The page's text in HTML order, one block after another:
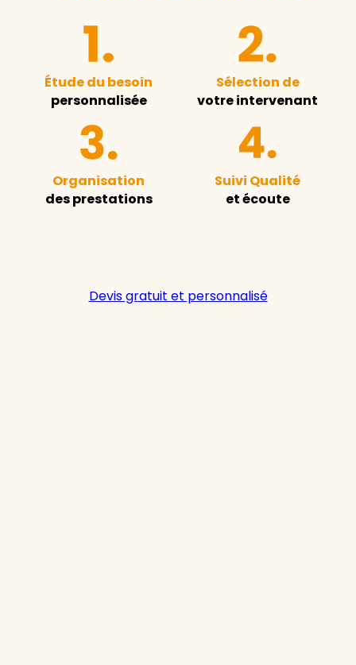
Étude du besoin
personnalisée
Sélection de
votre intervenant
Organisation
des prestations
Suivi Qualité
et écoute
Devis gratuit et personnalisé